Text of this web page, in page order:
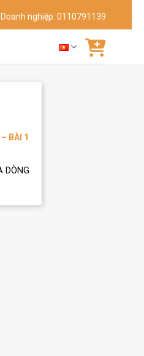
nghiệp: 0110791139
BÀI 1
DÒNG